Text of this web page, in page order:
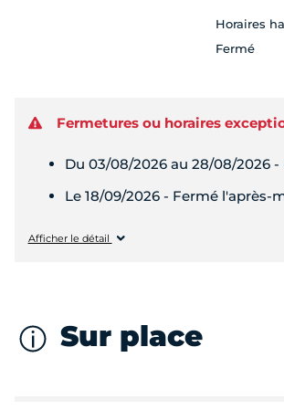
Horaires
Fermé
Fermetures ou horaires
Du 03/08/2026 au 28/08/2026
Lundi Fermé
Le 18/09/2026 - Fermé l'après-
Vendredi
Afficher le détail
Sur place